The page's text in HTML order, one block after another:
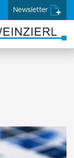
Newsletter